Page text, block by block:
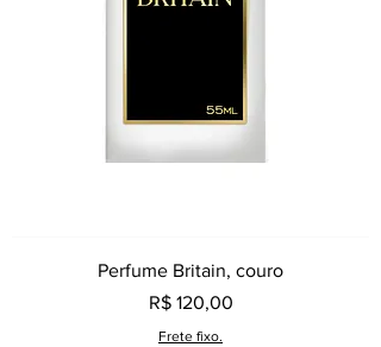
Perfume Britain, couro
Preço
R$ 120,00
Frete fixo.